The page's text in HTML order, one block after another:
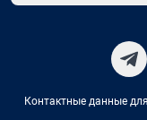
Контактные данные